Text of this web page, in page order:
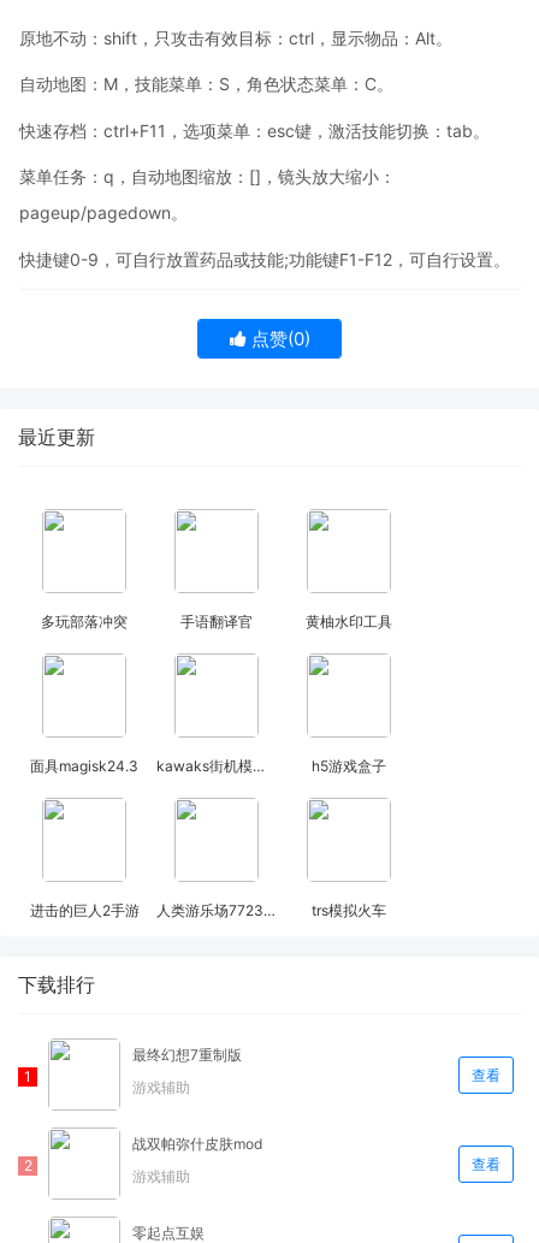
原地不动：shift，只攻击有效目标：ctrl，显示物品：Alt。
自动地图：M，技能菜单：S，角色状态菜单：C。
快速存档：ctrl+F11，选项菜单：esc键，激活技能切换：tab。
菜单任务：q，自动地图缩放：[]，镜头放大缩小：
pageup/pagedown。
快捷键0-9，可自行放置药品或技能;功能键F1-F12，可自行设置。
点赞(0)
最近更新
多玩部落冲突 手语翻译官 黄柚水印工具
面具magisk24.3 kawaks街机模拟器金手指 h5游戏盒子
进击的巨人2手游 人类游乐场7723(自带模组) trs模拟火车
下载排行
最终幻想7重制版
游戏辅助
查看
战双帕弥什皮肤mod
游戏辅助
查看
零起点互娱